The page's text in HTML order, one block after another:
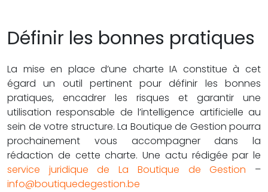
Définir les bonnes pratiques
La mise en place d’une charte IA constitue à cet
égard un outil pertinent pour définir les bonnes
pratiques, encadrer les risques et garantir une
utilisation responsable de l’intelligence artificielle au
sein de votre structure. La Boutique de Gestion pourra
prochainement vous accompagner dans la
rédaction de cette charte. Une actu rédigée par le
service juridique de La Boutique de Gestion –
info@boutiquedegestion.be